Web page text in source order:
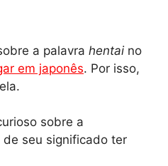
a palavra hentai no
em japonês. Por isso,
sobre a
de seu significado ter